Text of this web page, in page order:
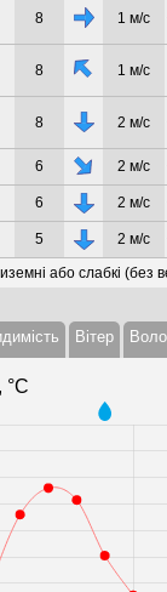
8 1 м/с
8 1 м/с
8 2 м/с
6 2 м/с
6 2 м/с
5 2 м/с
або слабкі (без
Вітер
°C